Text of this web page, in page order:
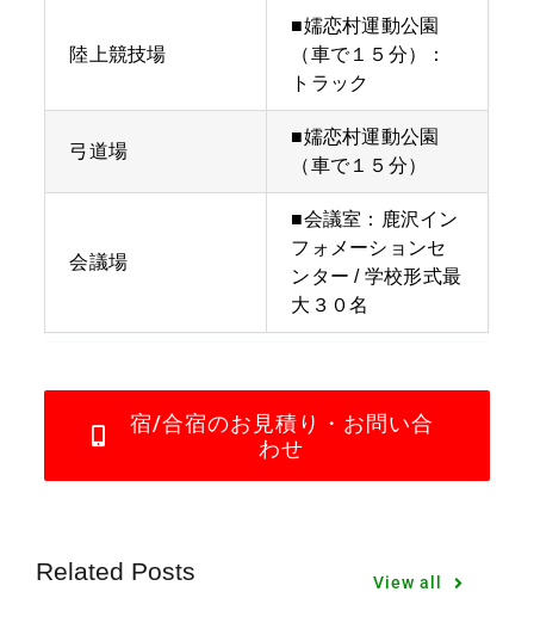
陸上競技場
■嬬恋村運動公園
（車で１５分）：
トラック
弓道場
■嬬恋村運動公園
（車で１５分）
会議場
■会議室：鹿沢イン
フォメーションセ
ンター / 学校形式最
大３０名
宿/合宿のお見積り・お問い合
わせ
Related Posts View all